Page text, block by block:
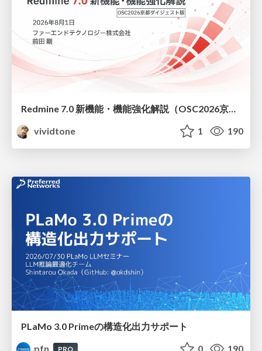
vividtone
1 190
PLaMo 3.0 Primeの構造化出力サポート
pfn
PRO 0 190